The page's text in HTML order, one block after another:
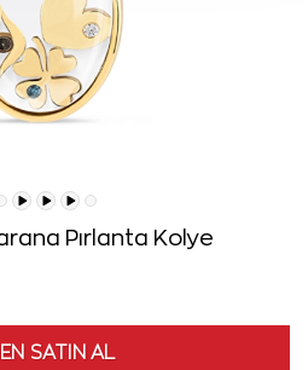
Pırlanta Kolye
SATIN AL